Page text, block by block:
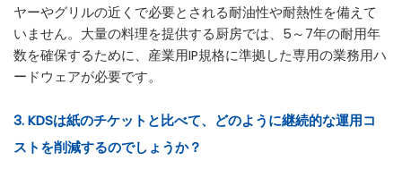
ヤーやグリルの近くで必要とされる耐油性や耐熱性を備えて
いません。大量の料理を提供する厨房では、5～7年の耐用年
数を確保するために、産業用IP規格に準拠した専用の業務用ハ
ードウェアが必要です。
3. KDSは紙のチケットと比べて、どのように継続的な運用コ
ストを削減するのでしょうか？